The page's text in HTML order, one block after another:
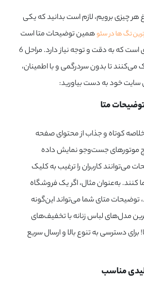
هر چیزی برویم، لازم است بدانید که یکی
تگ ها در سئوهمین توضیحات متا است
و نوشتن آن فرآیندی است که به دقت و توجه نیاز دارد. مراحل 6
می‌کنند تا بدون سردرگمی و با اطمینان،
سایت خود به دست بیاورید:
متا
کوتاه و جذاب از محتوای صفحه
موتورهای جست‌وجو نمایش داده
می‌توانند کاربران را ترغیب به کلیک
به‌عنوان مثال، اگر یک فروشگاه
توضیحات متای شما می‌تواند این‌گونه
مدل‌های لباس زنانه با تخفیف‌های
برای دسترسی به تنوع بالا و ارسال سریع
مناسب